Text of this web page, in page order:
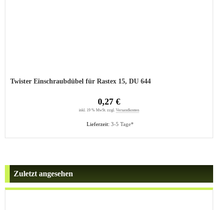
Twister Einschraubdübel für Rastex 15, DU 644
Lieferzeit: 3-5 Tage*
0,27 €
inkl. 19 % MwSt. zzgl. Versandkosten
Zuletzt angesehen